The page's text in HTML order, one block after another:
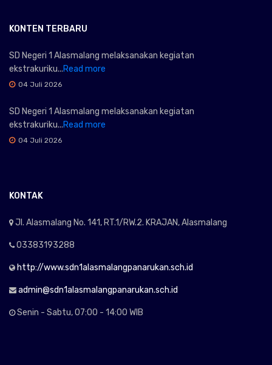
KONTEN TERBARU
SD Negeri 1 Alasmalang melaksanakan kegiatan
ekstrakuriku...Read more
04 Juli 2026
SD Negeri 1 Alasmalang melaksanakan kegiatan
ekstrakuriku...Read more
04 Juli 2026
KONTAK
Jl. Alasmalang No. 141, RT.1/RW.2. KRAJAN, Alasmalang
03383193288
http://www.sdn1alasmalangpanarukan.sch.id
admin@sdn1alasmalangpanarukan.sch.id
Senin - Sabtu, 07:00 - 14:00 WIB